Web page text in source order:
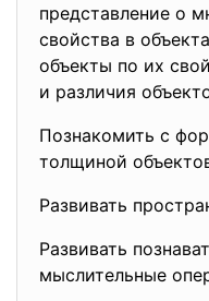
представление о
свойства в
объекты по их
и различия
Познакомить с
толщиной
Развивать
Развивать
мыслительные